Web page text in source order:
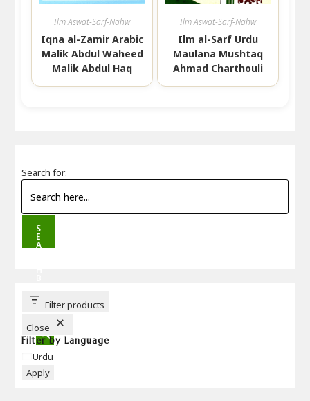
Ilm Aswat-Sarf-Nahw
Iqna al-Zamir Arabic
Malik Abdul Waheed
Malik Abdul Haq
Ilm Aswat-Sarf-Nahw
Ilm al-Sarf Urdu
Maulana Mushtaq
Ahmad Charthouli
Search for:
S
E
A
T
T
Filter products
Close
Filter by Language
Language
Urdu
Apply